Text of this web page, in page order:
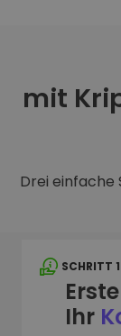
mit
Drei einfache
SCHRITT 1
Ihr